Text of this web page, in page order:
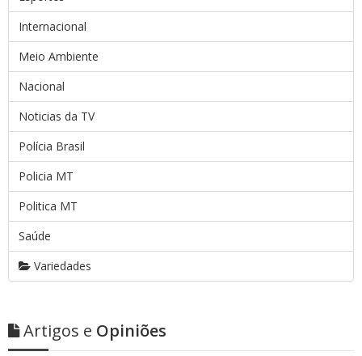
Internacional
Meio Ambiente
Nacional
Noticias da TV
Polícia Brasil
Policia MT
Politica MT
Saúde
Variedades
Artigos e Opiniões